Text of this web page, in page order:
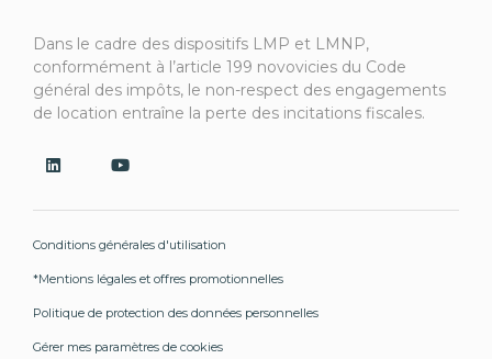
Dans le cadre des dispositifs LMP et LMNP,
conformément à l’article 199 novovicies du Code
général des impôts, le non-respect des engagements
de location entraîne la perte des incitations fiscales.
Conditions générales d'utilisation
*Mentions légales et offres promotionnelles
Politique de protection des données personnelles
Gérer mes paramètres de cookies